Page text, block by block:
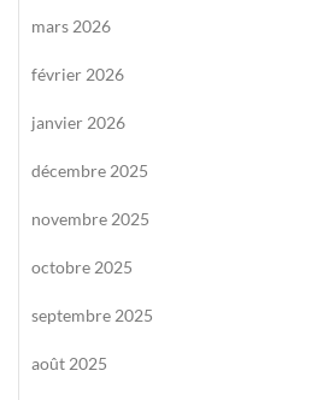
mars 2026
février 2026
janvier 2026
décembre 2025
novembre 2025
octobre 2025
septembre 2025
août 2025